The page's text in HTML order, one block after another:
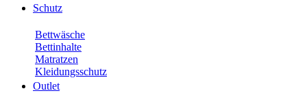
Schutz
Bettwäsche
Bettinhalte
Matratzen
Kleidungsschutz
Outlet